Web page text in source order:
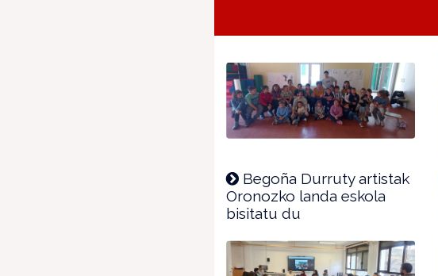
Begoña Durruty artistak
Oronozko landa eskola
bisitatu du